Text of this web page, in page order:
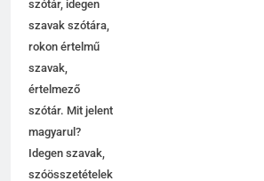
szótár, idegen
szavak szótára,
rokon értelmű
szavak,
értelmező
szótár. Mit jelent
magyarul?
Idegen szavak,
szóösszetételek
5